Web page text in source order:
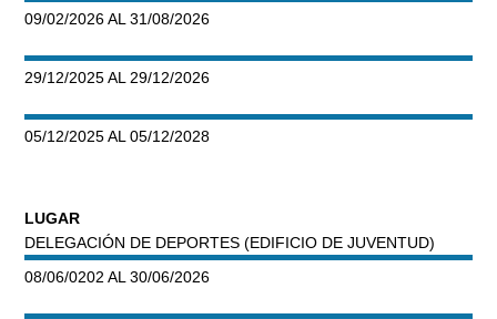
09/02/2026 AL 31/08/2026
29/12/2025 AL 29/12/2026
05/12/2025 AL 05/12/2028
LUGAR
DELEGACIÓN DE DEPORTES (EDIFICIO DE JUVENTUD)
08/06/0202 AL 30/06/2026